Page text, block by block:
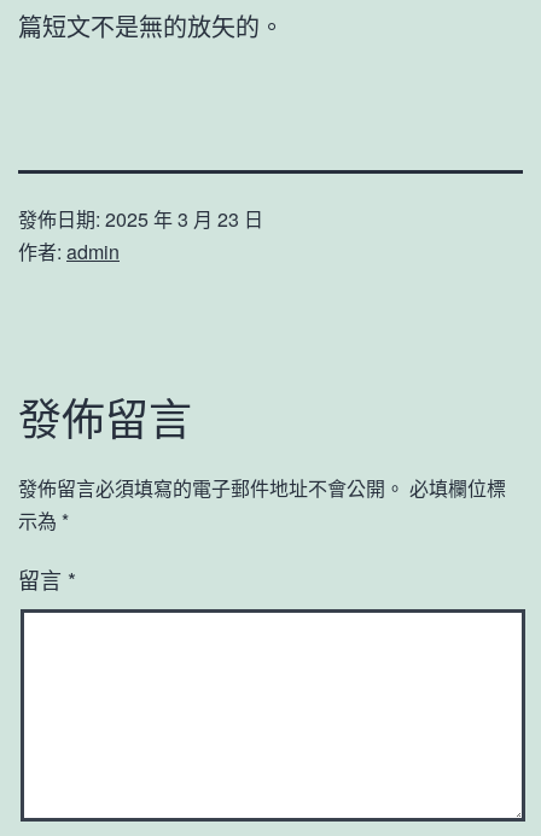
篇短文不是無的放矢的。
發佈日期: 2025 年 3 月 23 日
作者: admin
發佈留言
發佈留言必須填寫的電子郵件地址不會公開。 必填欄位標
示為 *
留言 *